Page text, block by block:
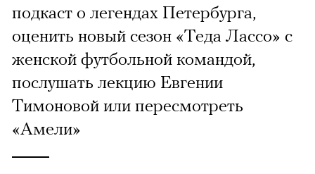
подкаст о легендах Петербурга,
оценить новый сезон «Теда Лассо» с
женской футбольной командой,
послушать лекцию Евгении
Тимоновой или пересмотреть
«Амели»